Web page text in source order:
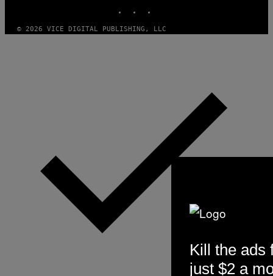
© 2026 VICE DIGITAL PUBLISHING, LLC
Kill the ads
just $2 a